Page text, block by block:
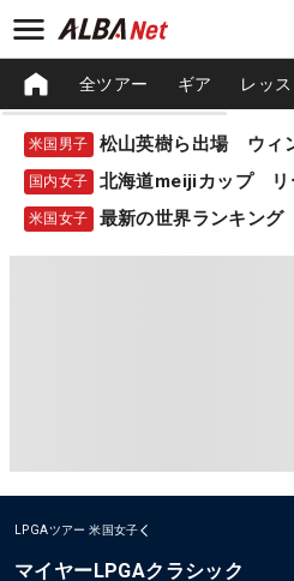
全ツアー ギア レッ
米国男子
国内女子 北海道meijiカップ リ
米国女子 最新の世界ランキング
LPGAツアー 米国女子
マイヤーLPGAクラシック